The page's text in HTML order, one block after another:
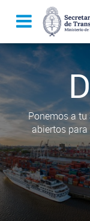
Ponemos a
abiertos